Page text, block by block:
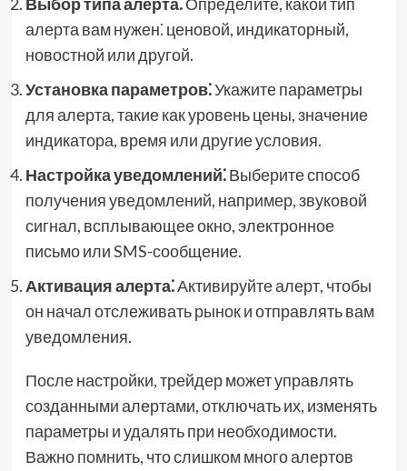
алерта вам нужен⁚ ценовой, индикаторный,
новостной или другой.
Установка параметров⁚Укажите параметры
для алерта, такие как уровень цены, значение
индикатора, время или другие условия.
Настройка уведомлений⁚Выберите способ
получения уведомлений, например, звуковой
сигнал, всплывающее окно, электронное
письмо или SMS-сообщение.
Активация алерта⁚Активируйте алерт, чтобы
он начал отслеживать рынок и отправлять вам
уведомления.
После настройки, трейдер может управлять
созданными алертами, отключать их, изменять
параметры и удалять при необходимости.
Важно помнить, что слишком много алертов